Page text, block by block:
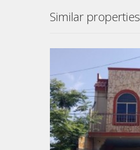
Similar properties